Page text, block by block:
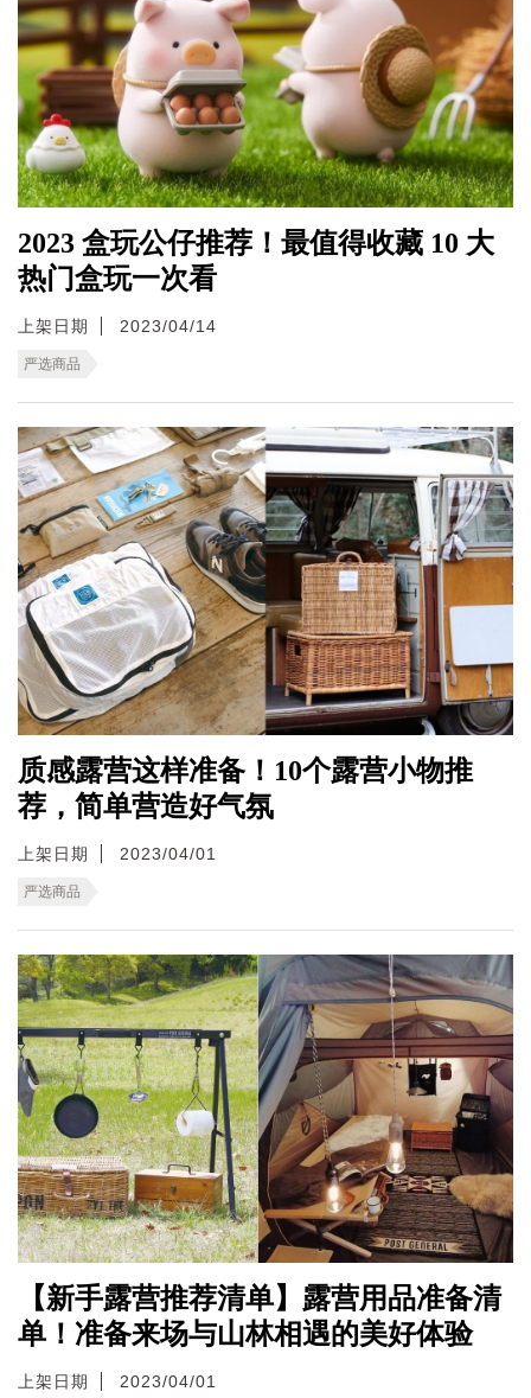
2023 盒玩公仔推荐！最值得收藏 10 大
热门盒玩一次看
上架日期 2023/04/14
严选商品
质感露营这样准备！10个露营小物推
荐，简单营造好气氛
上架日期 2023/04/01
严选商品
【新手露营推荐清单】露营用品准备清
单！准备来场与山林相遇的美好体验
上架日期 2023/04/01